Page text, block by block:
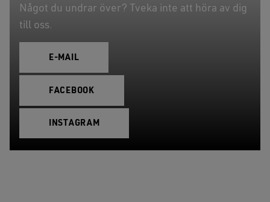
Något du undrar över? Tveka inte att höra av dig
till oss.
E-MAIL
FACEBOOK
INSTAGRAM